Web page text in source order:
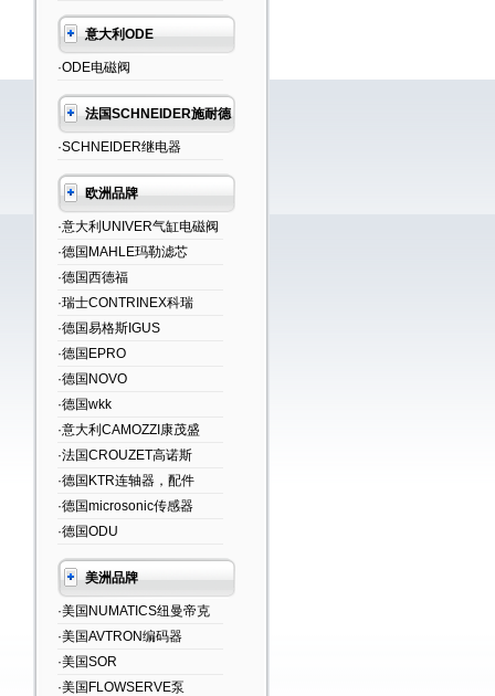
意大利ODE
·ODE电磁阀
法国SCHNEIDER施耐德
·SCHNEIDER继电器
欧洲品牌
·意大利UNIVER气缸电磁阀
·德国MAHLE玛勒滤芯
·德国西德福
·瑞士CONTRINEX科瑞
·德国易格斯IGUS
·德国EPRO
·德国NOVO
·德国wkk
·意大利CAMOZZI康茂盛
·法国CROUZET高诺斯
·德国KTR连轴器，配件
·德国microsonic传感器
·德国ODU
美洲品牌
·美国NUMATICS纽曼帝克
·美国AVTRON编码器
·美国SOR
·美国FLOWSERVE泵